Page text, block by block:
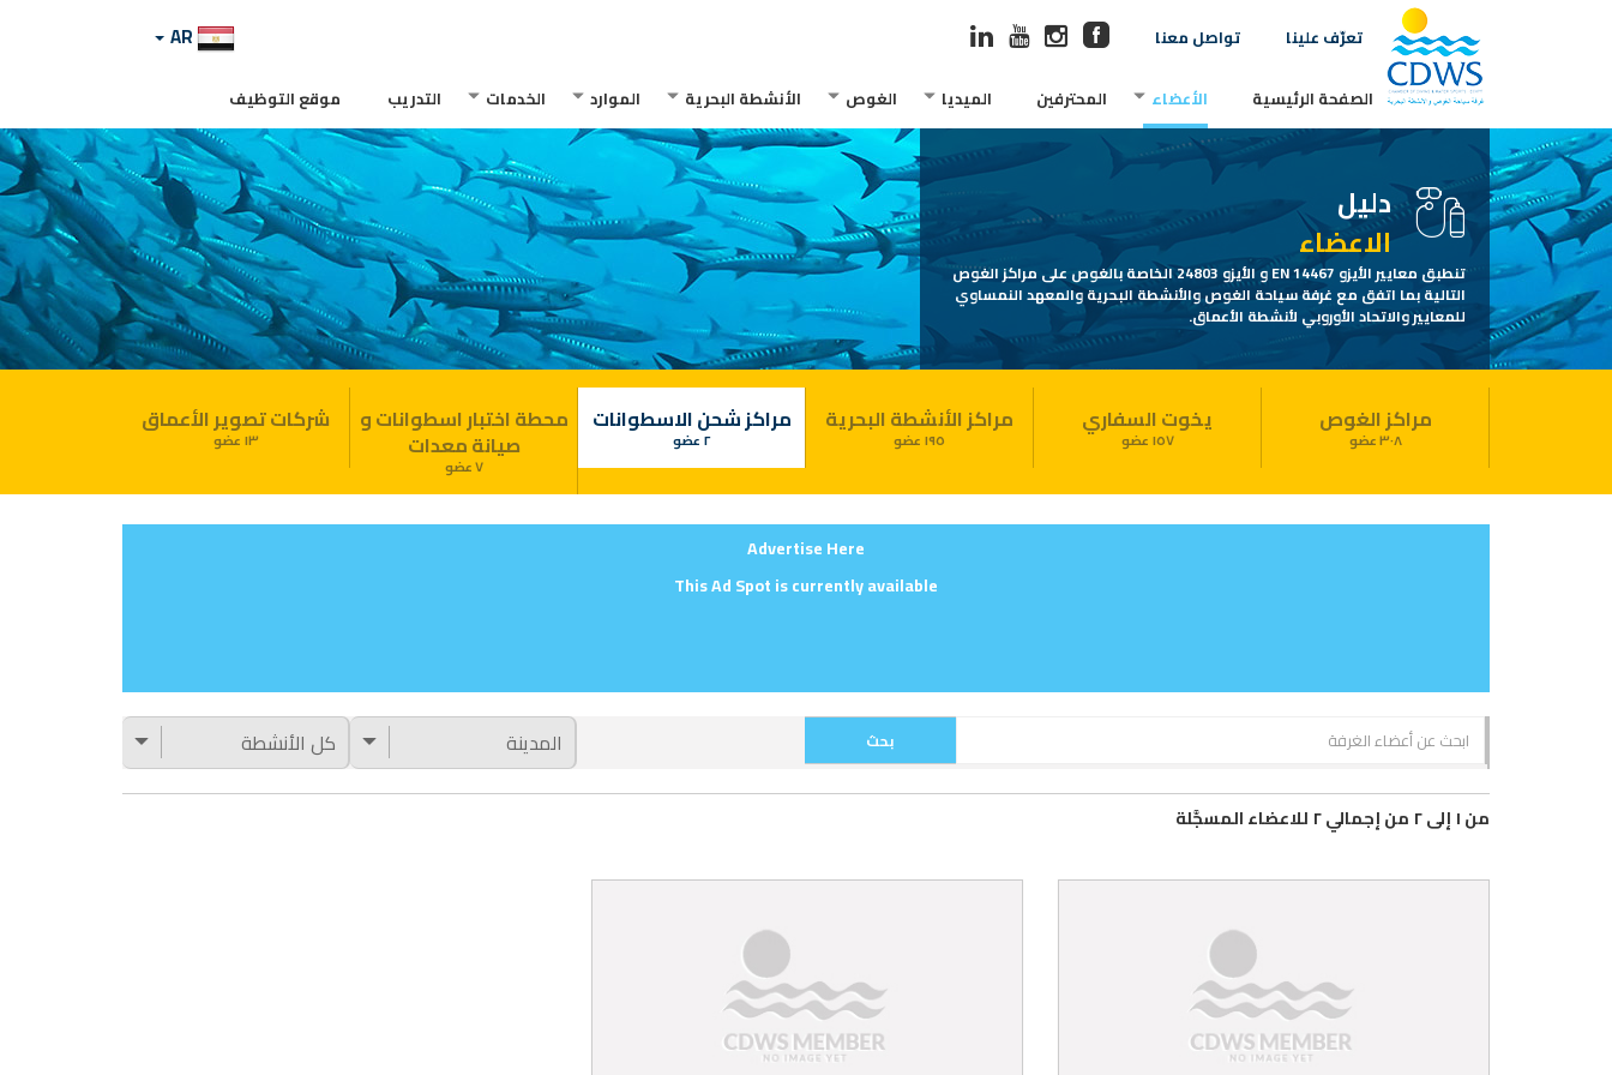
تعرّف علينا تواصل معنا
الصفحة الرئيسية الأعضاء المحترفين الميديا الغوص الأنشطة البحرية الموارد الخدمات التدريب موقع التوظيف
دليل
الاعضاء
تنطبق معايير الأيزو EN 14467 و الأيزو 24803 الخاصة بالغوص على مراكز الغوص
التالية بما اتفق مع غرفة سياحة الغوص والأنشطة البحرية والمعهد النمساوي
للمعايير والاتحاد الأوروبي لأنشطة الأعماق.
مراكز الغوص
٣٠٨ عضو
يخوت السفاري
١٥٧ عضو
مراكز الأنشطة البحرية
١٩٥ عضو
مراكز شحن الاسطوانات
٢ عضو
محطة اختبار اسطوانات و
صيانة معدات
٧ عضو
شركات تصوير الأعماق
١٣ عضو
Advertise Here
This Ad Spot is currently available
من ١ إلى ٢ من إجمالي ٢ للاعضاء المسجَّلة